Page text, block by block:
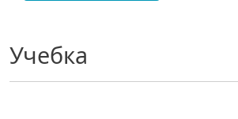
Учебка